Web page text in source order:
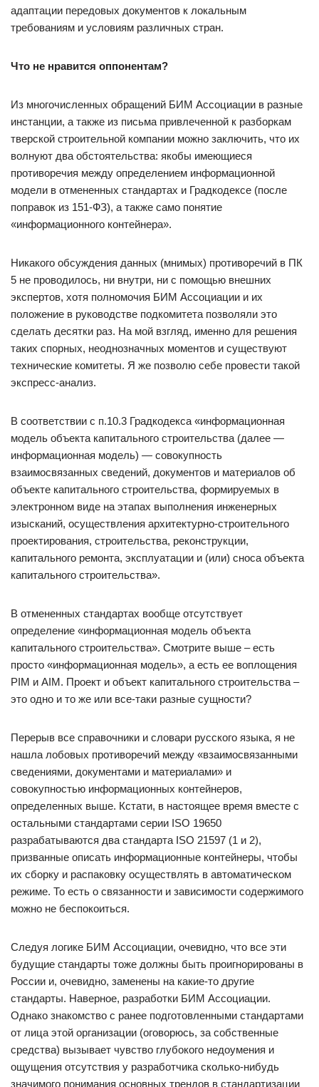
адаптации передовых документов к локальным
требованиям и условиям различных стран.
Что не нравится оппонентам?
Из многочисленных обращений БИМ Ассоциации в разные
инстанции, а также из письма привлеченной к разборкам
тверской строительной компании можно заключить, что их
волнуют два обстоятельства: якобы имеющиеся
противоречия между определением информационной
модели в отмененных стандартах и Градкодексе (после
поправок из 151-ФЗ), а также само понятие
«информационного контейнера».
Никакого обсуждения данных (мнимых) противоречий в ПК
5 не проводилось, ни внутри, ни с помощью внешних
экспертов, хотя полномочия БИМ Ассоциации и их
положение в руководстве подкомитета позволяли это
сделать десятки раз. На мой взгляд, именно для решения
таких спорных, неоднозначных моментов и существуют
технические комитеты. Я же позволю себе провести такой
экспресс-анализ.
В соответствии с п.10.3 Градкодекса «информационная
модель объекта капитального строительства (далее —
информационная модель) — совокупность
взаимосвязанных сведений, документов и материалов об
объекте капитального строительства, формируемых в
электронном виде на этапах выполнения инженерных
изысканий, осуществления архитектурно-строительного
проектирования, строительства, реконструкции,
капитального ремонта, эксплуатации и (или) сноса объекта
капитального строительства».
В отмененных стандартах вообще отсутствует
определение «информационная модель объекта
капитального строительства». Смотрите выше – есть
просто «информационная модель», а есть ее воплощения
PIM и AIM. Проект и объект капитального строительства –
это одно и то же или все-таки разные сущности?
Перерыв все справочники и словари русского языка, я не
нашла лобовых противоречий между «взаимосвязанными
сведениями, документами и материалами» и
совокупностью информационных контейнеров,
определенных выше. Кстати, в настоящее время вместе с
остальными стандартами серии ISO 19650
разрабатываются два стандарта ISO 21597 (1 и 2),
призванные описать информационные контейнеры, чтобы
их сборку и распаковку осуществлять в автоматическом
режиме. То есть о связанности и зависимости содержимого
можно не беспокоиться.
Следуя логике БИМ Ассоциации, очевидно, что все эти
будущие стандарты тоже должны быть проигнорированы в
России и, очевидно, заменены на какие-то другие
стандарты. Наверное, разработки БИМ Ассоциации.
Однако знакомство с ранее подготовленными стандартами
от лица этой организации (оговорюсь, за собственные
средства) вызывает чувство глубокого недоумения и
ощущения отсутствия у разработчика сколько-нибудь
значимого понимания основных трендов в стандартизации